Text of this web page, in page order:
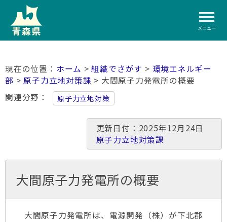
メニュー
ホーム >組織でさがす > 環境エネルギー
部 >原子力立地対策課 > 大間原子力発電所の概要
関連分野
原子力立地対策
更新日付：2025年12月24日
原子力立地対策課
大間原子力発電所の概要
大間原子力発電所は、電源開発（株）が下北郡